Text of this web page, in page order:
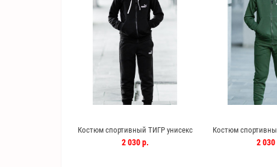
Костюм спортивный ТИГР унисекс
(черный)
2 030 р.
Костюм
2 030